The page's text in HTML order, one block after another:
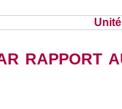
rapport